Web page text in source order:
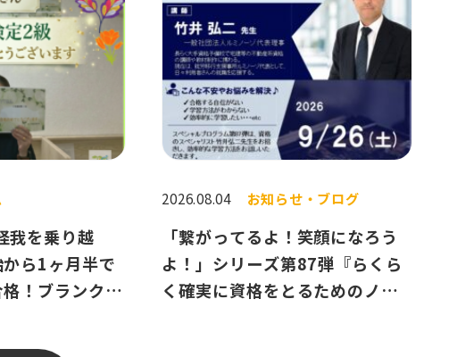
我を乗り越
ら1ヶ月半で
！ブランクを
2026.08.04 お知らせ・ブログ
「繋がってるよ！笑顔になろう
よ！」シリーズ第87弾『らくら
く確実に資格をとるためのノウ